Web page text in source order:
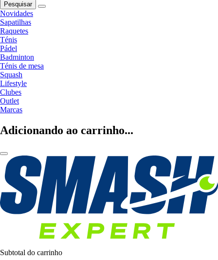
Pesquisar
Novidades
Sapatilhas
Raquetes
Ténis
Pádel
Badminton
Ténis de mesa
Squash
Lifestyle
Clubes
Outlet
Marcas
Adicionando ao carrinho...
Subtotal do carrinho